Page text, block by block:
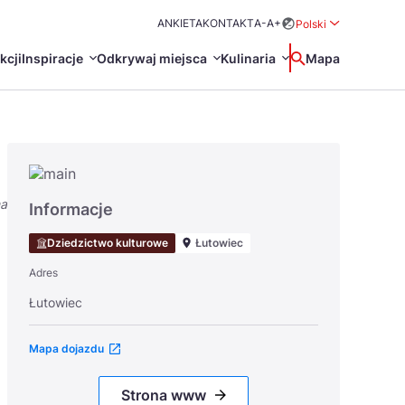
ANKIETAKONTAKTA-A+
Polski
Inspiracje
Certyfikaty POT
Odkrywaj miejsca
Turystyczne
Kulinaria
Restauracje Michelin
Wyszukaj
Mapa
Svenska
Informacje
Dziedzictwo kulturowe Łutowiec
Adres
Łutowiec
Mapa dojazdu
Strona www